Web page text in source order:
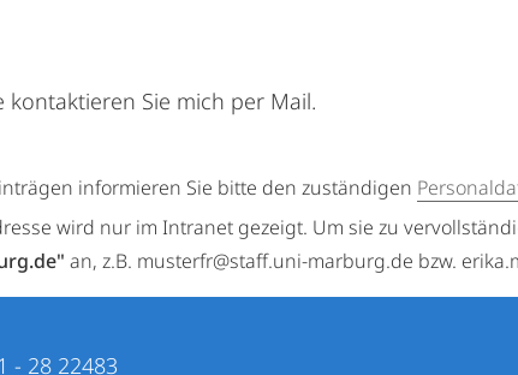
Sie mich per Mail.
informieren Sie bitte den zuständigen
wird nur im Intranet gezeigt. Um sie zu
an, z.B. musterfr@staff.uni-marburg.de bzw.
- 28 22483